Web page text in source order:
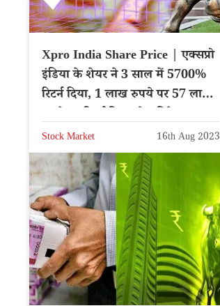
Xpro India Share Price | एक्सप्रो
इंडिया के शेयर ने 3 साल में 5700%
रिटर्न दिया, 1 लाख रुपये पर 57 लाख
Stock Market 16th Aug 2023